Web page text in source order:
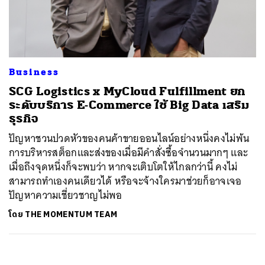
Business
SCG Logistics x MyCloud Fulfillment ยก
ระดับบริการ E-Commerce ใช้ Big Data เสริม
ธุรกิจ
ปัญหาชวนปวดหัวของคนค้าขายออนไลน์อย่างหนึ่งคงไม่พ้น
การบริหารสต็อกและส่งของเมื่อมีคำสั่งซื้อจำนวนมากๆ และ
เมื่อถึงจุดหนึ่งก็จะพบว่า หากจะเติบโตให้ไกลกว่านี้ คงไม่
สามารถทำเองคนเดียวได้ หรือจะจ้างใครมาช่วยก็อาจเจอ
ปัญหาความเชี่ยวชาญไม่พอ
โดย THE MOMENTUM TEAM